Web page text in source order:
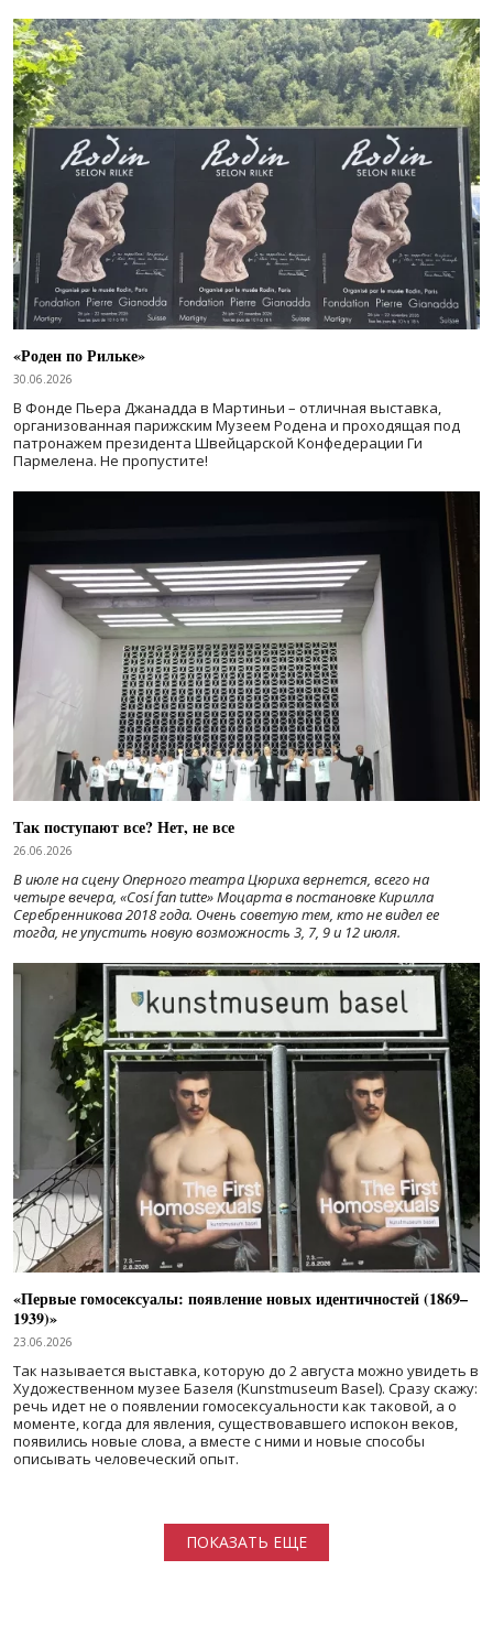
«Роден по Рильке»
30.06.2026
В Фонде Пьера Джанадда в Мартиньи – отличная выставка,
организованная парижским Музеем Родена и проходящая под
патронажем президента Швейцарской Конфедерации Ги
Пармелена. Не пропустите!
Так поступают все? Нет, не все
26.06.2026
В июле на сцену Оперного театра Цюриха вернется, всего на
четыре вечера, «Cosí fan tutte» Моцарта в постановке Кирилла
Серебренникова 2018 года. Очень советую тем, кто не видел ее
тогда, не упустить новую возможность 3, 7, 9 и 12 июля.
«Первые гомосексуалы: появление новых идентичностей (1869–
1939)»
23.06.2026
Так называется выставка, которую до 2 августа можно увидеть в
Художественном музее Базеля (Kunstmuseum Basel). Сразу скажу:
речь идет не о появлении гомосексуальности как таковой, а о
моменте, когда для явления, существовавшего испокон веков,
появились новые слова, а вместе с ними и новые способы
описывать человеческий опыт.
ПОКАЗАТЬ ЕЩЕ